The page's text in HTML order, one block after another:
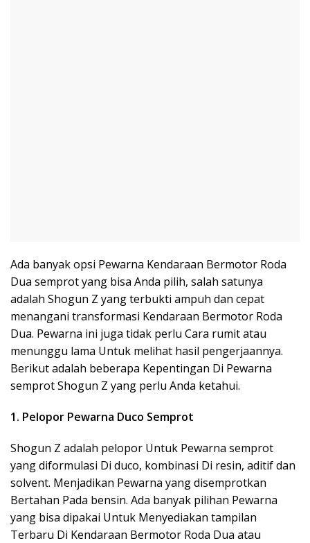
Ada banyak opsi Pewarna Kendaraan Bermotor Roda
Dua semprot yang bisa Anda pilih, salah satunya
adalah Shogun Z yang terbukti ampuh dan cepat
menangani transformasi Kendaraan Bermotor Roda
Dua. Pewarna ini juga tidak perlu Cara rumit atau
menunggu lama Untuk melihat hasil pengerjaannya.
Berikut adalah beberapa Kepentingan Di Pewarna
semprot Shogun Z yang perlu Anda ketahui.
1. Pelopor Pewarna Duco Semprot
Shogun Z adalah pelopor Untuk Pewarna semprot
yang diformulasi Di duco, kombinasi Di resin, aditif dan
solvent. Menjadikan Pewarna yang disemprotkan
Bertahan Pada bensin. Ada banyak pilihan Pewarna
yang bisa dipakai Untuk Menyediakan tampilan
Terbaru Di Kendaraan Bermotor Roda Dua atau